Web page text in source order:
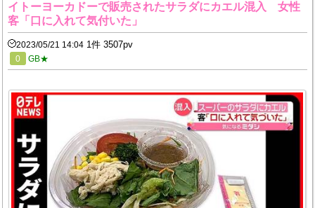
イトーヨーカドーで販売されたサラダにカエル混入 女性
客「口に入れて気付いた」
2023/05/21 14:04 1件 3507pv
0 GB★